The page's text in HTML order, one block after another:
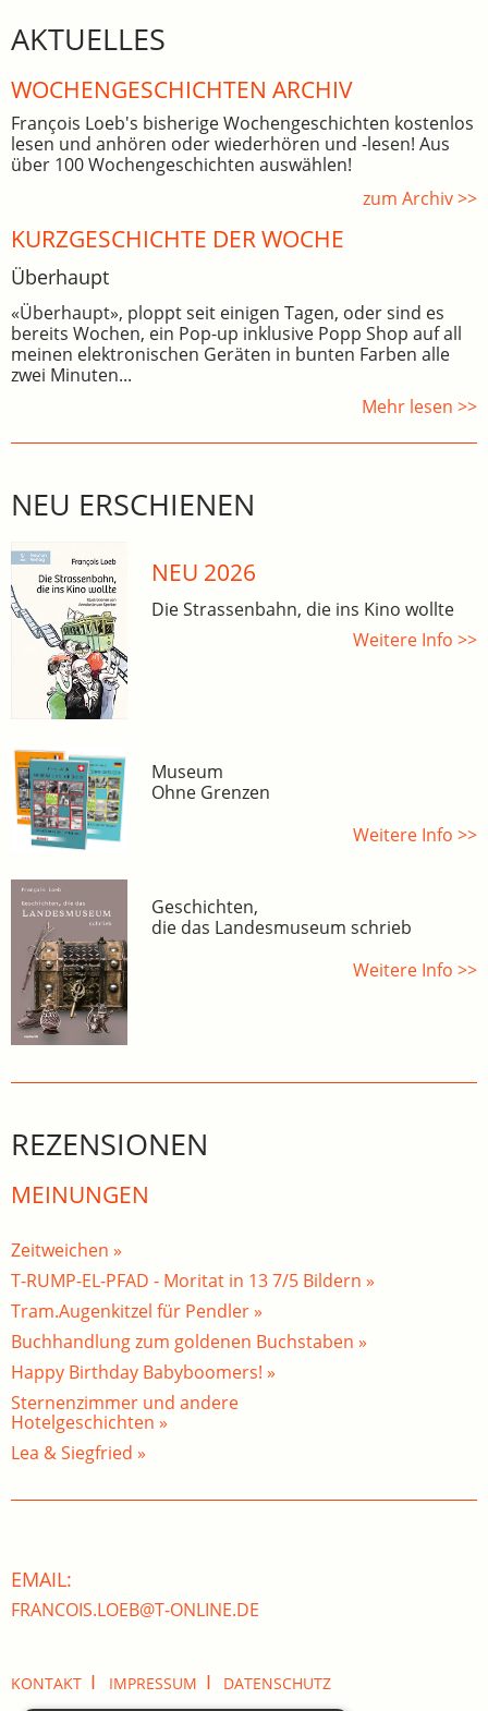
AKTUELLES
WOCHEN­GE­SCHICHTEN ARCHIV
François Loeb's bisherige Wochengeschichten kostenlos
lesen und anhören oder wiederhören und -lesen! Aus
über 100 Wochengeschichten auswählen!
zum Archiv >>
KURZGESCHICHTE DER WOCHE
Überhaupt
«Überhaupt», ploppt seit einigen Tagen, oder sind es
bereits Wochen, ein Pop-up inklusive Popp Shop auf all
meinen elektronischen Geräten in bunten Farben alle
zwei Minuten...
Mehr lesen >>
NEU ERSCHIENEN
NEU 2026
Die Strassenbahn, die ins Kino wollte
Weitere Info >>
Museum
Ohne Grenzen
Weitere Info >>
Geschichten,
die das Landesmuseum schrieb
Weitere Info >>
REZENSIONEN
MEINUNGEN
Zeitweichen »
T-RUMP-EL-PFAD - Moritat in 13 7/5 Bildern »
Tram.Augenkitzel für Pendler »
Buchhandlung zum goldenen Buchstaben »
Happy Birthday Babyboomers! »
Sternenzimmer und andere
Hotelgeschichten »
Lea & Siegfried »
EMAIL:
FRANCOIS.LOEB@T-ONLINE.DE
KONTAKT I IMPRESSUM I DATENSCHUTZ